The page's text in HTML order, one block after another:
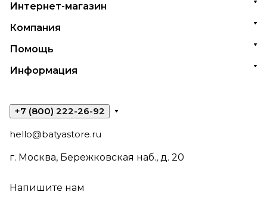
Интернет-магазин
Компания
Помощь
Информация
+7 (800) 222-26-92
hello@batyastore.ru
г. Москва, Бережковская наб., д. 20
Напишите нам